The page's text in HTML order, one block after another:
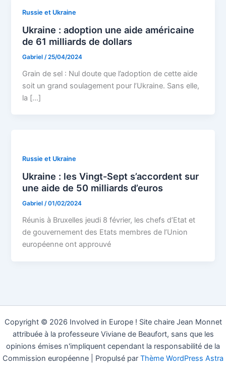
Russie et Ukraine
Ukraine : adoption une aide américaine
de 61 milliards de dollars
Gabriel /25/04/2024
Grain de sel : Nul doute que l’adoption de cette aide
soit un grand soulagement pour l’Ukraine. Sans elle,
la […]
Russie et Ukraine
Ukraine : les Vingt-Sept s’accordent sur
une aide de 50 milliards d’euros
Gabriel/01/02/2024
Réunis à Bruxelles jeudi 8 février, les chefs d’Etat et
de gouvernement des Etats membres de l’Union
européenne ont approuvé
Copyright © 2026 Involved in Europe ! Site chaire Jean Monnet
attribuée à la professeure Viviane de Beaufort, sans que les
opinions émises n'impliquent cependant la responsabilité de la
Commission européenne | Propulsé par Thème WordPress Astra